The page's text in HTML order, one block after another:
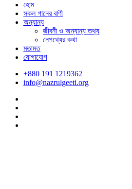
হোম
সকল গানের বাণী
অন্যান্য
জীবনী ও অন্যান্য তথ্য
নেপথ্যের কথা
মতামত
যোগাযোগ
+880 191 1219362
info@nazrulgeeti.org